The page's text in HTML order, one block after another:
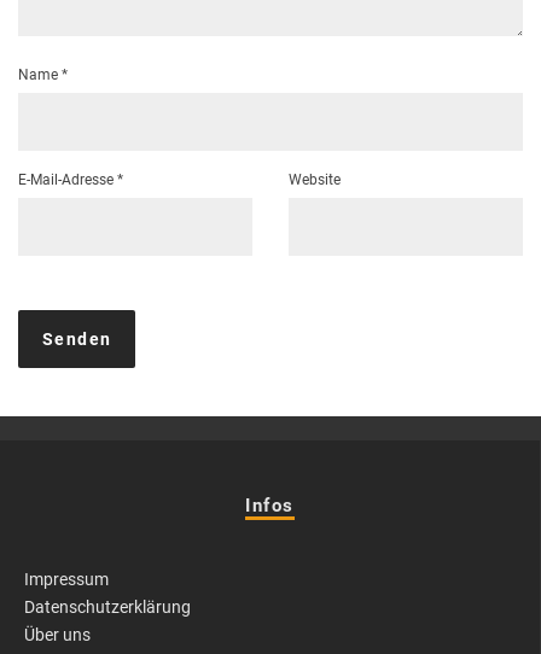
Name *
E-Mail-Adresse * Website
Infos
Impressum
Datenschutzerklärung
Über uns